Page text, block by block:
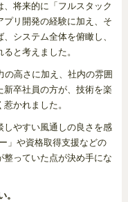
将来的に「フルスタック
リ開発の経験に加え、そ
システム全体を俯瞰し、
と考えました。
高さに加え、社内の雰囲
新卒社員の方が、技術を楽
かれました。
しやすい風通しの良さを感
」や資格取得支援などの
整っていた点が決め手にな